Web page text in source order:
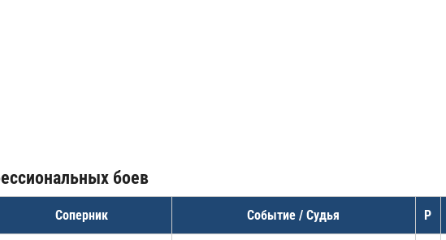
боев
Соперник Событие / Судья Р